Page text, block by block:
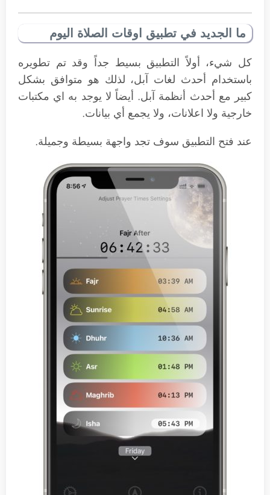
ما الجديد في تطبيق اوقات الصلاة اليوم
كل شيء، أولاً التطبيق بسيط جداً وقد تم تطويره
باستخدام أحدث لغات آبل، لذلك هو متوافق بشكل
كبير مع أحدث أنظمة آبل. أيضاً لا يوجد به اي مكتبات
خارجية ولا اعلانات، ولا يجمع أي بيانات.
عند فتح التطبيق سوف تجد واجهة بسيطة وجميلة.